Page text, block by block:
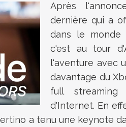
Après
dernière qui a
dans le monde
c'est au tour
l'aventure avec
davantage du
full
d'Internet. En
a tenu une keynote